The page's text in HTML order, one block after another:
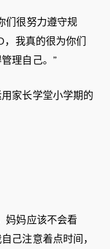
们很努力遵守规
，我真的很为你们
理自己。”
家长学堂小学期的
妈妈应该不会看
己注意着点时间，